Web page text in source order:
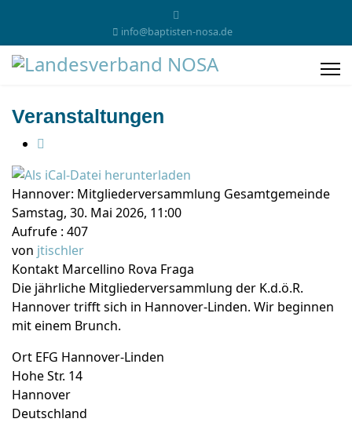
info@baptisten-nosa.de
Veranstaltungen
Hannover: Mitgliederversammlung Gesamtgemeinde
Samstag, 30. Mai 2026, 11:00
Aufrufe : 407
von jtischler
Kontakt Marcellino Rova Fraga
Die jährliche Mitgliederversammlung der K.d.ö.R.
Hannover trifft sich in Hannover-Linden. Wir beginnen
mit einem Brunch.
Ort EFG Hannover-Linden
Hohe Str. 14
Hannover
Deutschland